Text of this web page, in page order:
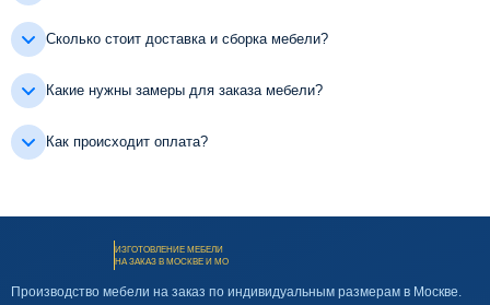
Сколько стоит доставка и сборка мебели?
Какие нужны замеры для заказа мебели?
Как происходит оплата?
ИЗГОТОВЛЕНИЕ МЕБЕЛИ
НА ЗАКАЗ В МОСКВЕ И МО
Производство мебели на заказ по индивидуальным размерам в Москве.